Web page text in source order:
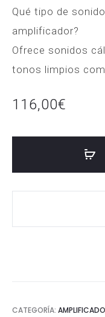
Qué tipo de
amplificador?
Ofrece sonidos
tonos limpios
116,00€
CATEGORÍA: